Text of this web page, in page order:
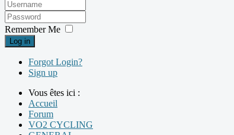
Remember Me
Log in
Forgot Login?
Sign up
Vous êtes ici :
Accueil
Forum
VO2 CYCLING